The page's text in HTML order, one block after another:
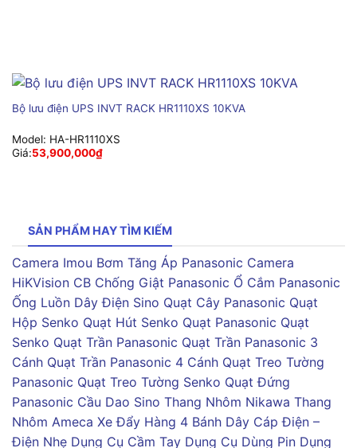
Bộ lưu điện UPS INVT RACK HR1110XS 10KVA
Model: HA-HR1110XS
Giá:53,900,000₫
SẢN PHẨM HAY TÌM KIẾM
Camera Imou Bơm Tăng Áp Panasonic Camera
HiKVision CB Chống Giật Panasonic Ổ Cắm Panasonic
Ống Luồn Dây Điện Sino Quạt Cây Panasonic Quạt
Hộp Senko Quạt Hút Senko Quạt Panasonic Quạt
Senko Quạt Trần Panasonic Quạt Trần Panasonic 3
Cánh Quạt Trần Panasonic 4 Cánh Quạt Treo Tường
Panasonic Quạt Treo Tường Senko Quạt Đứng
Panasonic Cầu Dao Sino Thang Nhôm Nikawa Thang
Nhôm Ameca Xe Đẩy Hàng 4 Bánh Dây Cáp Điện –
Điện Nhẹ Dụng Cụ Cầm Tay Dụng Cụ Dùng Pin Dụng